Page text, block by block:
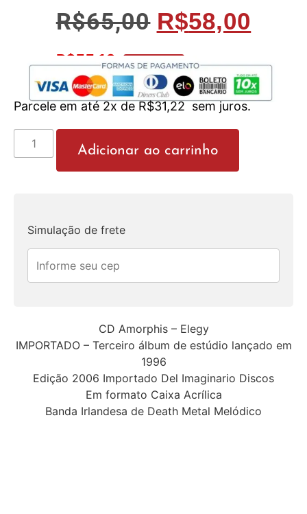
R$65,00 R$58,00
R$55,10 No Pix 5% OFF
Parcele em até 2x deR$31,22 sem juros.
Adicionar ao carrinho
Simulação de frete
CD Amorphis – Elegy
IMPORTADO – Terceiro álbum de estúdio lançado em
1996
Edição 2006 Importado Del Imaginario Discos
Em formato Caixa Acrílica
Banda Irlandesa de Death Metal Melódico